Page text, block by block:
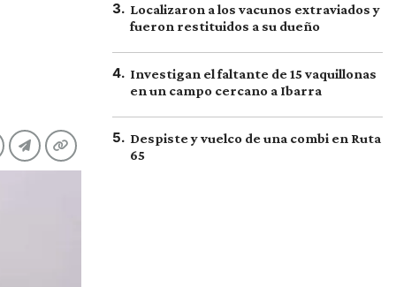
3. Localizaron a los vacunos extraviados y
fueron restituidos a su dueño
4. Investigan el faltante de 15 vaquillonas
en un campo cercano a Ibarra
5. Despiste y vuelco de una combi en Ruta
65